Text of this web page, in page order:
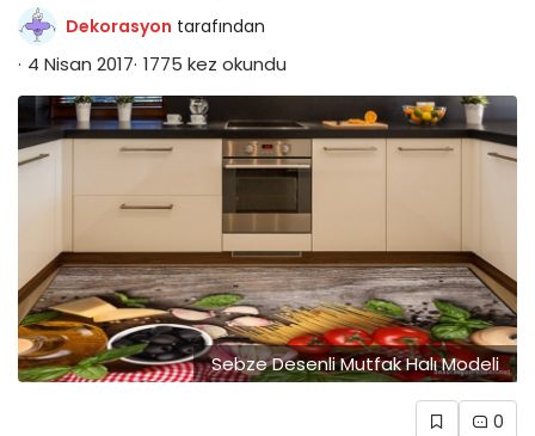
Dekorasyon tarafından
4 Nisan 2017 1775 kez okundu
Sebze Desenli Mutfak Halı Modeli
0